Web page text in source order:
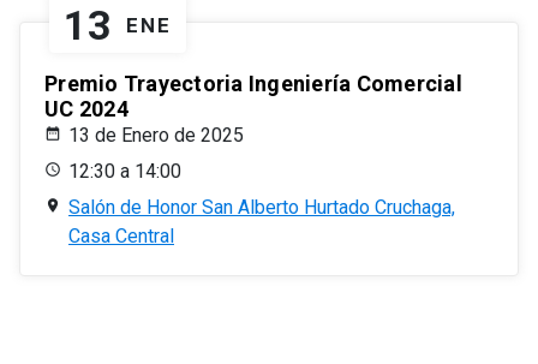
13 ENE
Premio Trayectoria Ingeniería Comercial
UC 2024
13 de Enero de 2025
12:30 a 14:00
Salón de Honor San Alberto Hurtado Cruchaga,
Casa Central